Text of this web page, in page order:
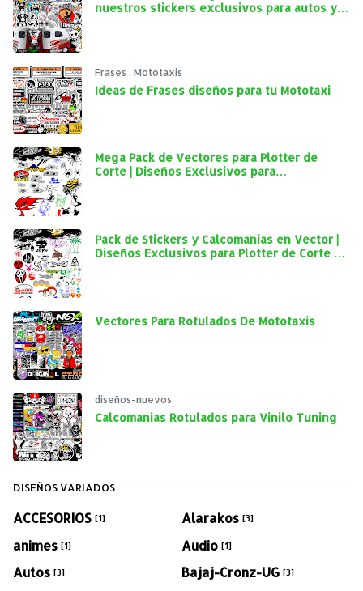
nuestros stickers exclusivos para autos y
Frases , Mototaxis
Ideas de Frases diseños para tu Mototaxi
Mega Pack de Vectores para Plotter de
Corte | Diseños Exclusivos para
Pack de Stickers y Calcomanías en Vector |
Diseños Exclusivos para Plotter de Corte y
Vectores Para Rotulados De Mototaxis
diseños-nuevos
Calcomanias Rotulados para Vinilo Tuning
DISEÑOS VARIADOS
ACCESORIOS [1] Alarakos [3]
animes [1] Audio [1]
Autos [3] Bajaj-Cronz-UG [3]